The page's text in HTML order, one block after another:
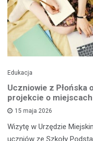
Edukacja
Uczniowie z Płońska
projekcie o
15 maja 2026
Wizytę w Urzędzie
uczniów ze Szkoły